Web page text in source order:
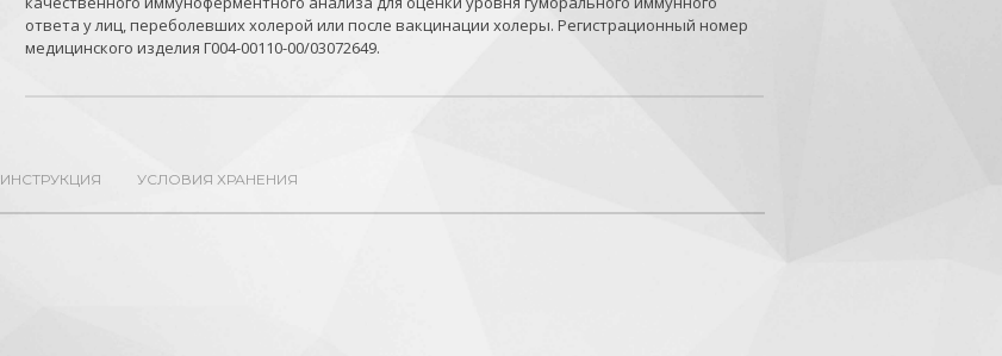
ответа у лиц, переболевших холерой или после вакцинации холеры. Регистрационный номер
медицинского изделия Г004-00110-00/03072649.
ИНСТРУКЦИЯ УСЛОВИЯ ХРАНЕНИЯ